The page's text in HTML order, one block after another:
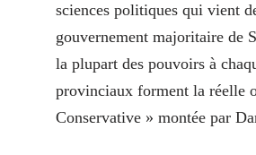
sciences politiques qui vient
gouvernement majoritaire de
la plupart des pouvoirs à
provinciaux forment la réelle
Conservative » montée par